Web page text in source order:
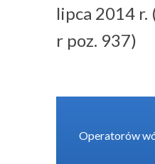
lipca 2014 r.
r poz. 937)
Operatorów